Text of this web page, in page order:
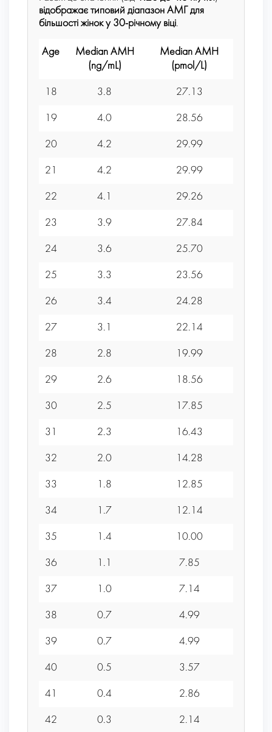
відображає типовий діапазон АМГ для
більшості жінок у 30-річному віці.
Age
Median AMH
(ng/mL)
Median AMH
(pmol/L)
18 3.8 27.13
19 4.0 28.56
20 4.2 29.99
21 4.2 29.99
22 4.1 29.26
23 3.9 27.84
24 3.6 25.70
25 3.3 23.56
26 3.4 24.28
27 3.1 22.14
28 2.8 19.99
29 2.6 18.56
30 2.5 17.85
31 2.3 16.43
32 2.0 14.28
33 1.8 12.85
34 1.7 12.14
35 1.4 10.00
36 1.1 7.85
37 1.0 7.14
38 0.7 4.99
39 0.7 4.99
40 0.5 3.57
41 0.4 2.86
42 0.3 2.14